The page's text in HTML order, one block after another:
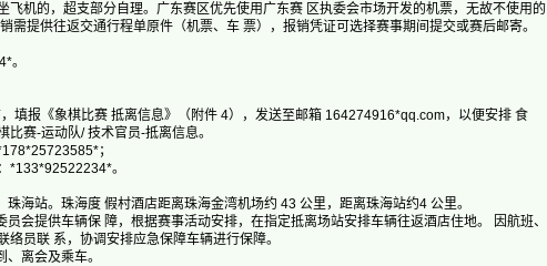
飞机的，超支部分自理。广东赛区优先使用广东赛 区执委会市场开发的机票，无故不使用的
需提供往返交通行程单原件（机票、车 票），报销凭证可选择赛事期间提交或赛后邮寄。
。
报《象棋比赛 抵离信息》（附件 4），发送至邮箱 164274916*qq.com，以便安排 食
赛-运动队/ 技术官员-抵离信息。
；
。
站。珠海度 假村酒店距离珠海金湾机场约 43 公里，距离珠海站约4 公里。
提供车辆保 障，根据赛事活动安排，在指定抵离场站安排车辆往返酒店住地。 因航班、
员联 系，协调安排应急保障车辆进行保障。
离会及乘车。